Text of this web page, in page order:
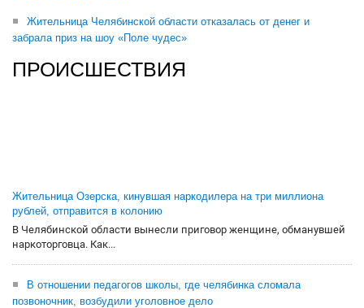
Жительница Челябинской области отказалась от денег и
забрала приз на шоу «Поле чудес»
ПРОИСШЕСТВИЯ
Жительница Озерска, кинувшая наркодилера на три миллиона
рублей, отправится в колонию
В Челябинской области вынесли приговор женщине, обманувшей
наркоторговца. Как...
В отношении педагогов школы, где челябинка сломала
позвоночник, возбудили уголовное дело